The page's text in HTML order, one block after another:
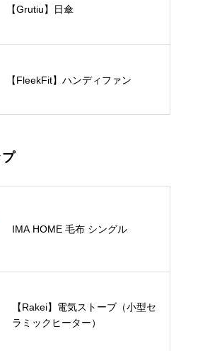
【Grutiu】日傘
【FleekFit】ハンディファン
プ
IMA HOME 毛布 シングル
【Rakei】電気ストーブ（小型セ
ラミックヒーター）